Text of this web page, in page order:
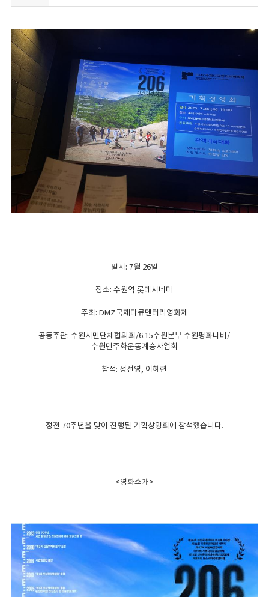
일시: 7월 26일
장소: 수원역 롯데시네마
주최: DMZ국제다큐멘터리영화제
공동주관: 수원시민단체협의회/6.15수원본부 수원평화나비/
수원민주화운동계승사업회
참석: 정선영, 이혜련
정전 70주년을 맞아 진행된 기획상영회에 참석했습니다.
<영화소개>